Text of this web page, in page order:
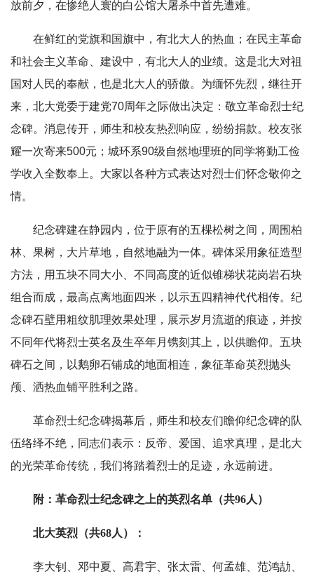
放前夕，在惨绝人寰的白公馆大屠杀中首先遭难。
在鲜红的党旗和国旗中，有北大人的热血；在民主革命
和社会主义革命、建设中，有北大人的业绩。这是北大对祖
国对人民的奉献，也是北大人的骄傲。为缅怀先烈，继往开
来，北大党委于建党70周年之际做出决定：敬立革命烈士纪
念碑。消息传开，师生和校友热烈响应，纷纷捐款。校友张
耀一次寄来500元；城环系90级自然地理班的同学将勤工俭
学收入全数奉上。大家以各种方式表达对烈士们怀念敬仰之
情。
纪念碑建在静园内，位于原有的五棵松树之间，周围柏
林、果树，大片草地，自然地融为一体。碑体采用象征造型
方法，用五块不同大小、不同高度的近似锥梯状花岗岩石块
组合而成，最高点离地面四米，以示五四精神代代相传。纪
念碑石壁用粗纹肌理效果处理，展示岁月流逝的痕迹，并按
不同年代将烈士英名及生卒年月镌刻其上，以供瞻仰。五块
碑石之间，以鹅卵石铺成的地面相连，象征革命英烈抛头
颅、洒热血铺平胜利之路。
革命烈士纪念碑揭幕后，师生和校友们瞻仰纪念碑的队
伍络绎不绝，同志们表示：反帝、爱国、追求真理，是北大
的光荣革命传统，我们将踏着烈士的足迹，永远前进。
附：革命烈士纪念碑之上的英烈名单（共96人）
北大英烈（共68人）：
李大钊、邓中夏、高君宇、张太雷、何孟雄、范鸿劼、